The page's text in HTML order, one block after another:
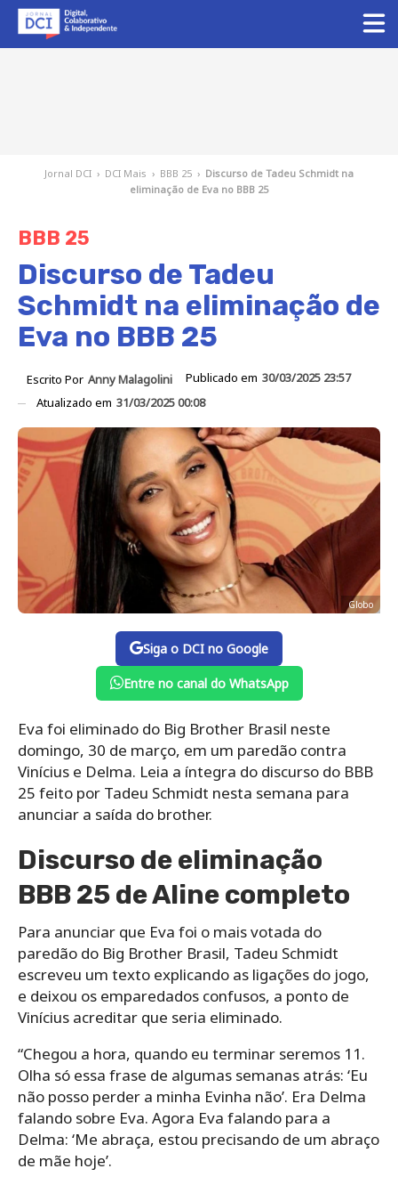
Jornal DCI › DCI Mais › BBB 25 › Discurso de Tadeu Schmidt na
eliminação de Eva no BBB 25
BBB 25
Discurso de Tadeu
Schmidt na eliminação de
Eva no BBB 25
Escrito Por Anny Malagolini Publicado em 30/03/2025 23:57
Atualizado em 31/03/2025 00:08
Globo
Siga o DCI no Google
Entre no canal do WhatsApp
Eva foi eliminado do Big Brother Brasil neste
domingo, 30 de março, em um paredão contra
Vinícius e Delma. Leia a íntegra do discurso do BBB
25 feito por Tadeu Schmidt nesta semana para
anunciar a saída do brother.
Discurso de eliminação
BBB 25 de Aline completo
Para anunciar que Eva foi o mais votada do
paredão do Big Brother Brasil, Tadeu Schmidt
escreveu um texto explicando as ligações do jogo,
e deixou os emparedados confusos, a ponto de
Vinícius acreditar que seria eliminado.
“Chegou a hora, quando eu terminar seremos 11.
Olha só essa frase de algumas semanas atrás: ‘Eu
não posso perder a minha Evinha não’. Era Delma
falando sobre Eva. Agora Eva falando para a
Delma: ‘Me abraça, estou precisando de um abraço
de mãe hoje’.